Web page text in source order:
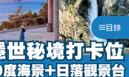
目錄